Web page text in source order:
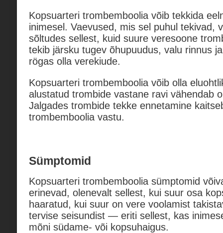
Kopsuarteri trombemboolia võib tekkida
inimesel. Vaevused, mis sel puhul tekivad,
sõltudes sellest, kuid suure veresoone
tekib järsku tugev õhupuudus, valu rinnus
rögas olla verekiude.
Kopsuarteri trombemboolia võib olla
alustatud trombide vastane ravi vähendab
Jalgades trombide tekke ennetamine
trombemboolia vastu.
Sümptomid
Kopsuarteri trombemboolia sümptomid
erinevad, olenevalt sellest, kui suur osa
haaratud, kui suur on vere voolamist
tervise seisundist — eriti sellest, kas
mõni südame- või kopsuhaigus.